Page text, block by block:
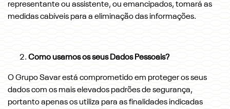
representante ou assistente, ou emancipados, tomará as
medidas cabíveis para a eliminação das informações.
Como usamos os seus Dados Pessoais?
O Grupo Savar está comprometido em proteger os seus
dados com os mais elevados padrões de segurança,
portanto apenas os utiliza para as finalidades indicadas